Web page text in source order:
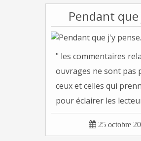
Pendant
" les commentaires
ouvrages ne sont pas
ceux et celles qui
pour éclairer les
 25 octobre